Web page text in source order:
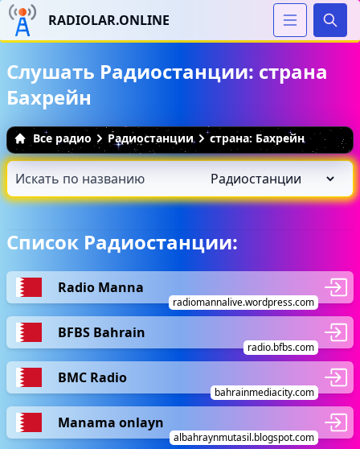
RADIOLAR.ONLINE
Слушать Радиостанции: страна
Бахрейн
Все радио Радиостанции страна: Бахрейн
Список Радиостанции:
Radio Manna
radiomannalive.wordpress.com
BFBS Bahrain
radio.bfbs.com
BMC Radio
bahrainmediacity.com
Manama onlayn
albahraynmutasil.blogspot.com